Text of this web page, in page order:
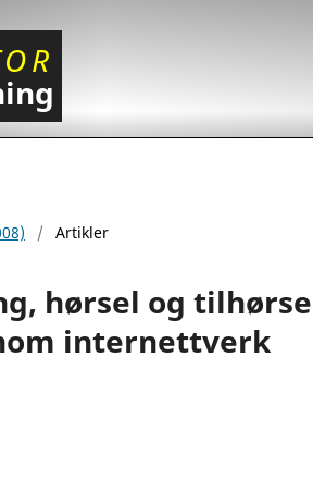
/ Artikler
hørsel og
internettverk